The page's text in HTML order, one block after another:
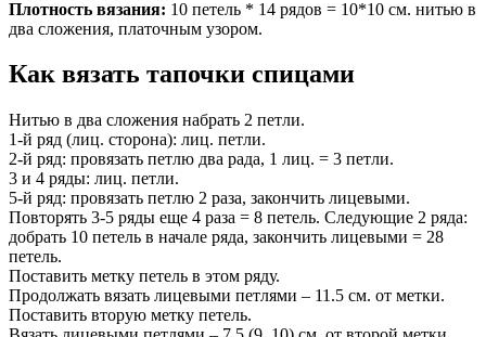
Плотность вязания: 10 петель * 14 рядов = 10*10 см. нитью в
два сложения, платочным узором.
Как вязать тапочки спицами
Нитью в два сложения набрать 2 петли.
1-й ряд (лиц. сторона): лиц. петли.
2-й ряд: провязать петлю два рада, 1 лиц. = 3 петли.
3 и 4 ряды: лиц. петли.
5-й ряд: провязать петлю 2 раза, закончить лицевыми.
Повторять 3-5 ряды еще 4 раза = 8 петель. Следующие 2 ряда:
добрать 10 петель в начале ряда, закончить лицевыми = 28
петель.
Поставить метку петель в этом ряду.
Продолжать вязать лицевыми петлями – 11.5 см. от метки.
Поставить вторую метку петель.